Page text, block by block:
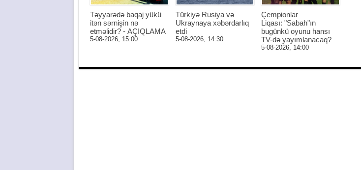
Təyyarədə baqaj yükü
itən sərnişin nə
etməlidir? - AÇIQLAMA
5-08-2026, 15:00
Türkiyə Rusiya və
Ukraynaya xəbərdarlıq
etdi
5-08-2026, 14:30
Çempionlar
Liqası: "Sabah"ın
bugünkü oyunu hansı
TV-də yayımlanacaq?
5-08-2026, 14:00